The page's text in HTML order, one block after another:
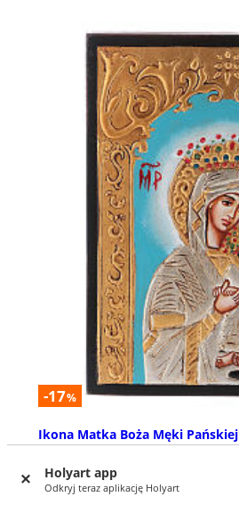
Holyart app
Odkryj teraz aplikację Holyart
-17%
Ikona Matka Boża Męki Pańskiej